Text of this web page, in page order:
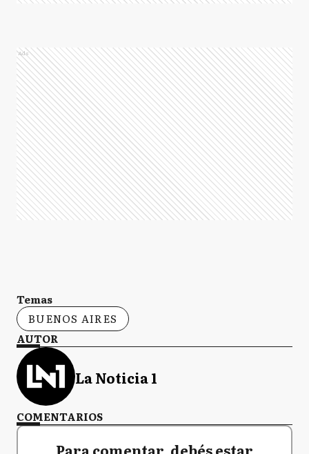
Ads
Temas
BUENOS AIRES
AUTOR
La Noticia 1
COMENTARIOS
Para comentar, debés estar